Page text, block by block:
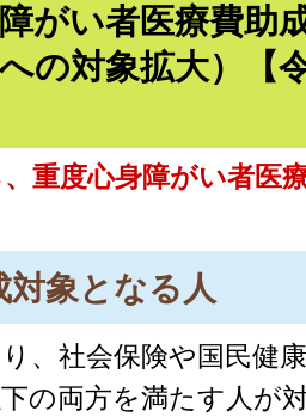
がい者医療費助
の対象拡大）【
重度心身障がい者医
対象となる人
、社会保険や国民健
の両方を満たす人が